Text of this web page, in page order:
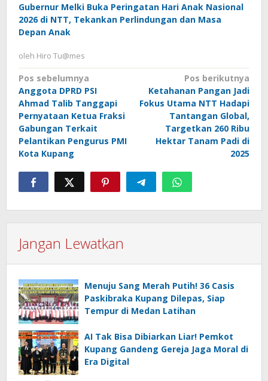
Gubernur Melki Buka Peringatan Hari Anak Nasional
2026 di NTT, Tekankan Perlindungan dan Masa
Depan Anak
oleh Hiro Tu@mes
Navigasi
pos
Pos sebelumnya
Anggota DPRD PSI
Ahmad Talib Tanggapi
Pernyataan Ketua Fraksi
Gabungan Terkait
Pelantikan Pengurus PMI
Kota Kupang
Pos berikutnya
Ketahanan Pangan Jadi
Fokus Utama NTT Hadapi
Tantangan Global,
Targetkan 260 Ribu
Hektar Tanam Padi di
2025
Jangan Lewatkan
Menuju Sang Merah Putih! 36 Casis
Paskibraka Kupang Dilepas, Siap
Tempur di Medan Latihan
AI Tak Bisa Dibiarkan Liar! Pemkot
Kupang Gandeng Gereja Jaga Moral di
Era Digital